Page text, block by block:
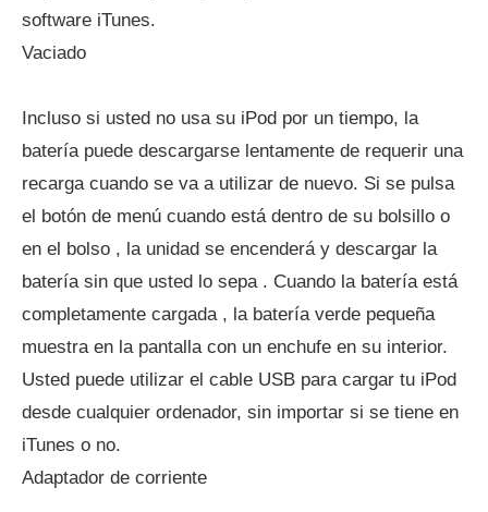
software iTunes.
Vaciado
Incluso si usted no usa su iPod por un tiempo, la
batería puede descargarse lentamente de requerir una
recarga cuando se va a utilizar de nuevo. Si se pulsa
el botón de menú cuando está dentro de su bolsillo o
en el bolso , la unidad se encenderá y descargar la
batería sin que usted lo sepa . Cuando la batería está
completamente cargada , la batería verde pequeña
muestra en la pantalla con un enchufe en su interior.
Usted puede utilizar el cable USB para cargar tu iPod
desde cualquier ordenador, sin importar si se tiene en
iTunes o no.
Adaptador de corriente